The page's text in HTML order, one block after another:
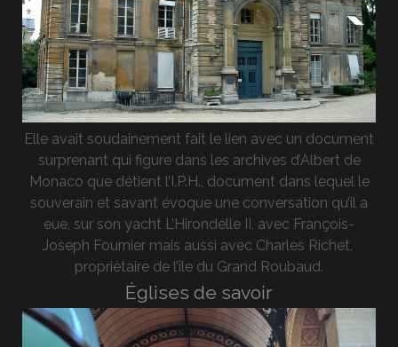
Elle avait soudainement fait le lien avec un document
surprenant qui figure dans les archives d’Albert de
Monaco que détient l’I.P.H., document dans lequel le
souverain et savant évoque une conversation qu’il a
eue, sur son yacht L’Hirondelle II, avec François-
Joseph Fournier mais aussi avec Charles Richet,
propriétaire de l’île du Grand Roubaud.
Églises de savoir